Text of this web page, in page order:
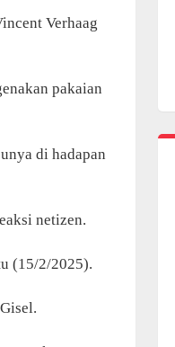
Verhaag
pakaian
di hadapan
netizen.
(15/2/2025).